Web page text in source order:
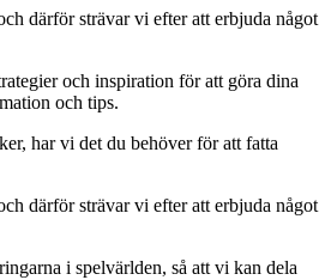
därför strävar vi efter att erbjuda något
och inspiration för att göra dina
och tips.
har vi det du behöver för att fatta
därför strävar vi efter att erbjuda något
i spelvärlden, så att vi kan dela